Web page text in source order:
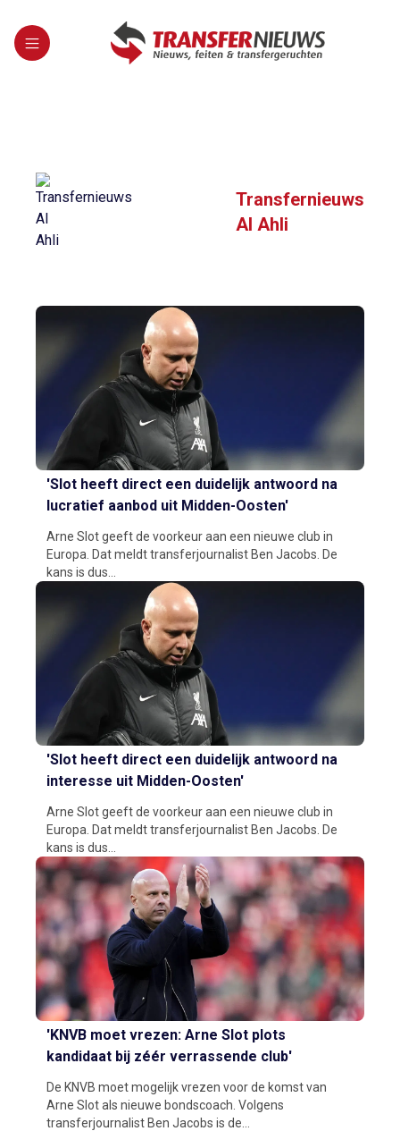
Transfernieuws
Al Ahli
'Slot heeft direct een duidelijk antwoord na
lucratief aanbod uit Midden-Oosten'
Arne Slot geeft de voorkeur aan een nieuwe club in
Europa. Dat meldt transferjournalist Ben Jacobs. De
kans is dus...
'Slot heeft direct een duidelijk antwoord na
interesse uit Midden-Oosten'
Arne Slot geeft de voorkeur aan een nieuwe club in
Europa. Dat meldt transferjournalist Ben Jacobs. De
kans is dus...
'KNVB moet vrezen: Arne Slot plots
kandidaat bij zéér verrassende club'
De KNVB moet mogelijk vrezen voor de komst van
Arne Slot als nieuwe bondscoach. Volgens
transferjournalist Ben Jacobs is de...